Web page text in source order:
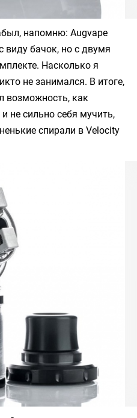
напомню: Augvape
виду бачок, но с двумя
Насколько я
не занимался. В итоге,
возможность, как
не сильно себя мучить,
спирали в Velocity